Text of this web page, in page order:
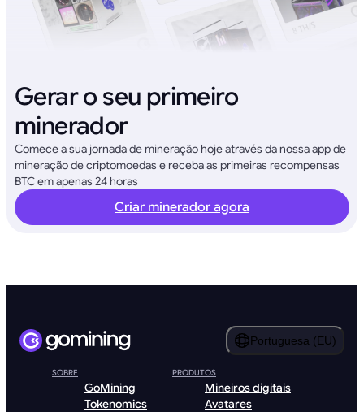
Gerar o seu primeiro
minerador
Comece a sua jornada de mineração hoje através da nossa app de
mineração de criptomoedas e receba as primeiras recompensas
BTC em apenas 24 horas
Criar minerador agora
Portuguesa (EU)
SOBRE
GoMining
Tokenomics
PRODUTOS
Mineiros digitais
Avatares